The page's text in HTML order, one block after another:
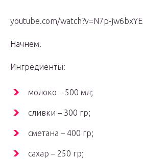
youtube.com/watch?v=N7p-jw6bxYE
Начнем.
Ингредиенты:
молоко – 500 мл;
сливки – 300 гр;
сметана – 400 гр;
сахар – 250 гр;